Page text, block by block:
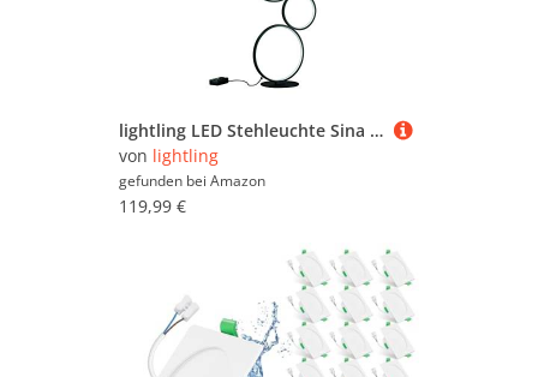
lightling LED Stehleuchte Sina schwarz matt Metall, stufenlos dimmbar über Fußschalter, 36W, Höhe 115 cm, Breite: 47 cm, Tiefe: 20 cm
von lightling
gefunden bei Amazon
119,99 €